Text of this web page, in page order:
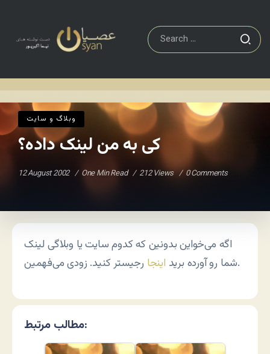
وبلاگ و سايت
کی به من لینک داده؟
12 August 2002 One Min Read 212 Views 0 Comments
اگه می‌خواین بدونین که کدوم سایت یا وبلاگی لینک
شما رو آورده برید اینجا رجیستر کنید. زودی می‌فهمین.
مطالب مرتبط: